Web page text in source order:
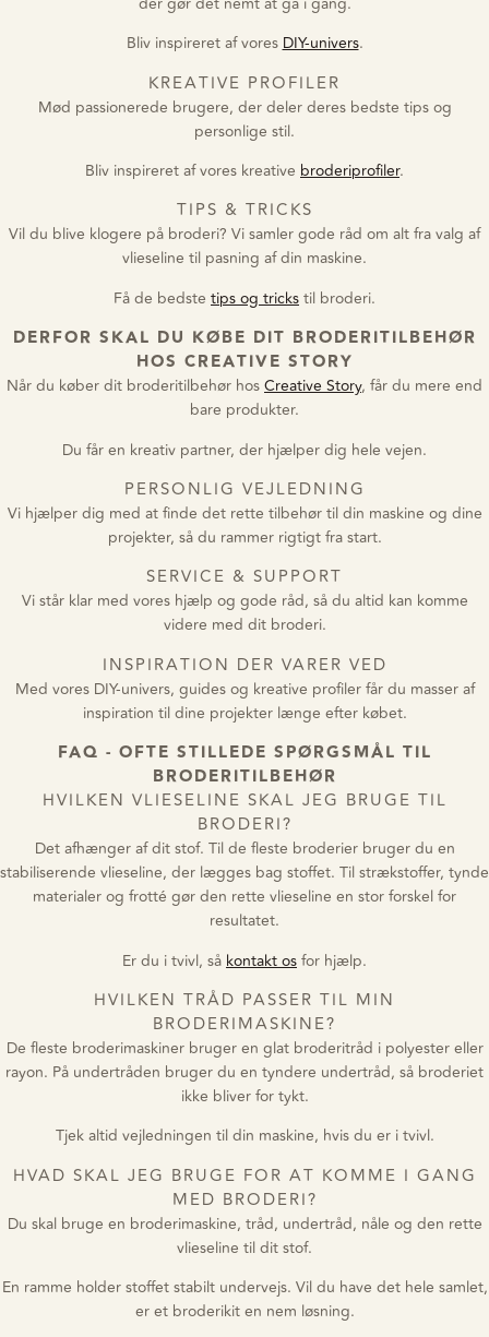
Bliv inspireret af voresDIY-univers.
KREATIVE PROFILER
Mød passionerede brugere, der deler deres bedste tips og
personlige stil.
Bliv inspireret af vores kreative broderiprofiler.
TIPS & TRICKS
Vil du blive klogere på broderi? Vi samler gode råd om alt fra valg af
vlieseline til pasning af din maskine.
Få de bedste tips og trickstil broderi.
DERFOR SKAL DU KØBE DIT BRODERITILBEHØR
HOS CREATIVE STORY
Når du køber dit broderitilbehør hosCreative Story, får du mere end
bare produkter.
Du får en kreativ partner, der hjælper dig hele vejen.
PERSONLIG VEJLEDNING
Vi hjælper dig med at finde det rette tilbehør til din maskine og dine
projekter, så du rammer rigtigt fra start.
SERVICE & SUPPORT
Vi står klar med vores hjælp og gode råd, så du altid kan komme
videre med dit broderi.
INSPIRATION DER VARER VED
Med vores DIY-univers, guides og kreative profiler får du masser af
inspiration til dine projekter længe efter købet.
FAQ - OFTE STILLEDE SPØRGSMÅL TIL
BRODERITILBEHØR
HVILKEN VLIESELINE SKAL JEG BRUGE TIL
BRODERI?
Det afhænger af dit stof. Til de fleste broderier bruger du en
stabiliserende vlieseline, der lægges bag stoffet. Til strækstoffer, tynde
materialer og frotté gør den rette vlieseline en stor forskel for
resultatet.
Er du i tvivl, så kontakt osfor hjælp.
HVILKEN TRÅD PASSER TIL MIN
BRODERIMASKINE?
De fleste broderimaskiner bruger en glat broderitråd i polyester eller
rayon. På undertråden bruger du en tyndere undertråd, så broderiet
ikke bliver for tykt.
Tjek altid vejledningen til din maskine, hvis du er i tvivl.
HVAD SKAL JEG BRUGE FOR AT KOMME I GANG
MED BRODERI?
Du skal bruge en broderimaskine, tråd, undertråd, nåle og den rette
vlieseline til dit stof.
En ramme holder stoffet stabilt undervejs. Vil du have det hele samlet,
er et broderikit en nem løsning.